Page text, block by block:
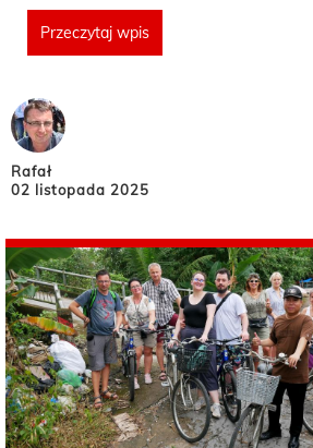
Przeczytaj wpis
Rafał
02 listopada 2025